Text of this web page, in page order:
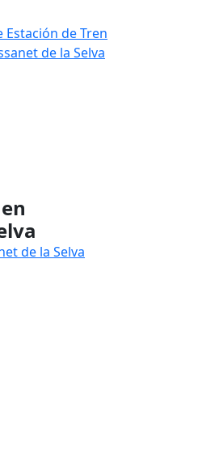
Estación de Tren
de la Selva
de la Selva